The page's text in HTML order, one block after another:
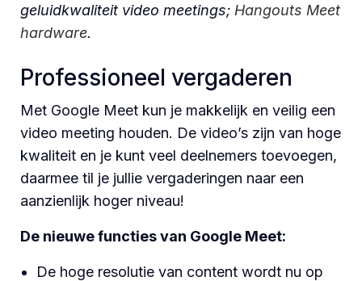
geluidkwaliteit video meetings; Hangouts Meet
hardware.
Professioneel vergaderen
Met Google Meet kun je makkelijk en veilig een
video meeting houden. De video’s zijn van hoge
kwaliteit en je kunt veel deelnemers toevoegen,
daarmee til je jullie vergaderingen naar een
aanzienlijk hoger niveau!
De nieuwe functies van Google Meet:
De hoge resolutie van content wordt nu op